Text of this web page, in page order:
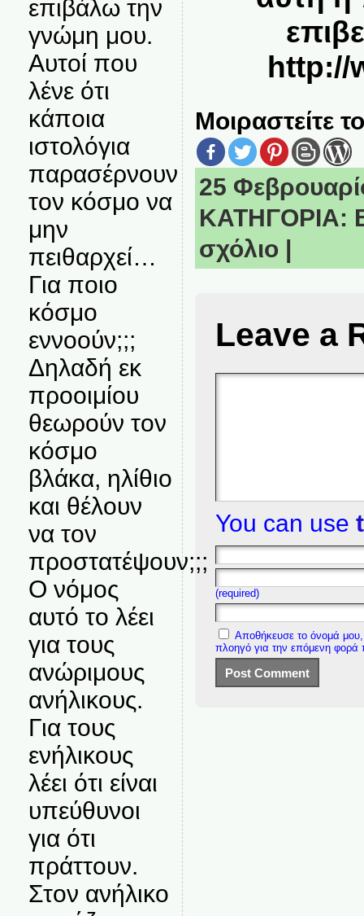
επιβάλω την
γνώμη μου.
Αυτοί που
λένε ότι
κάποια
ιστολόγια
παρασέρνουν
τον κόσμο να
μην
πειθαρχεί…
Για ποιο
κόσμο
εννοούν;;;
Δηλαδή εκ
προοιμίου
θεωρούν τον
κόσμο
βλάκα, ηλίθιο
και θέλουν
να τον
προστατέψουν;;;
Ο νόμος
αυτό το λέει
για τους
ανώριμους
ανήλικους.
Για τους
ενήλικους
λέει ότι είναι
υπεύθυνοι
για ότι
πράττουν.
Στον ανήλικο
http://
Μοιραστείτε
25
ΚΑΤΗΓΟΡΙΑ:
σχόλιο
Leave a
You can use
(required)
Αποθήκευσε το όνομά μου,
πλοηγό για την επόμενη